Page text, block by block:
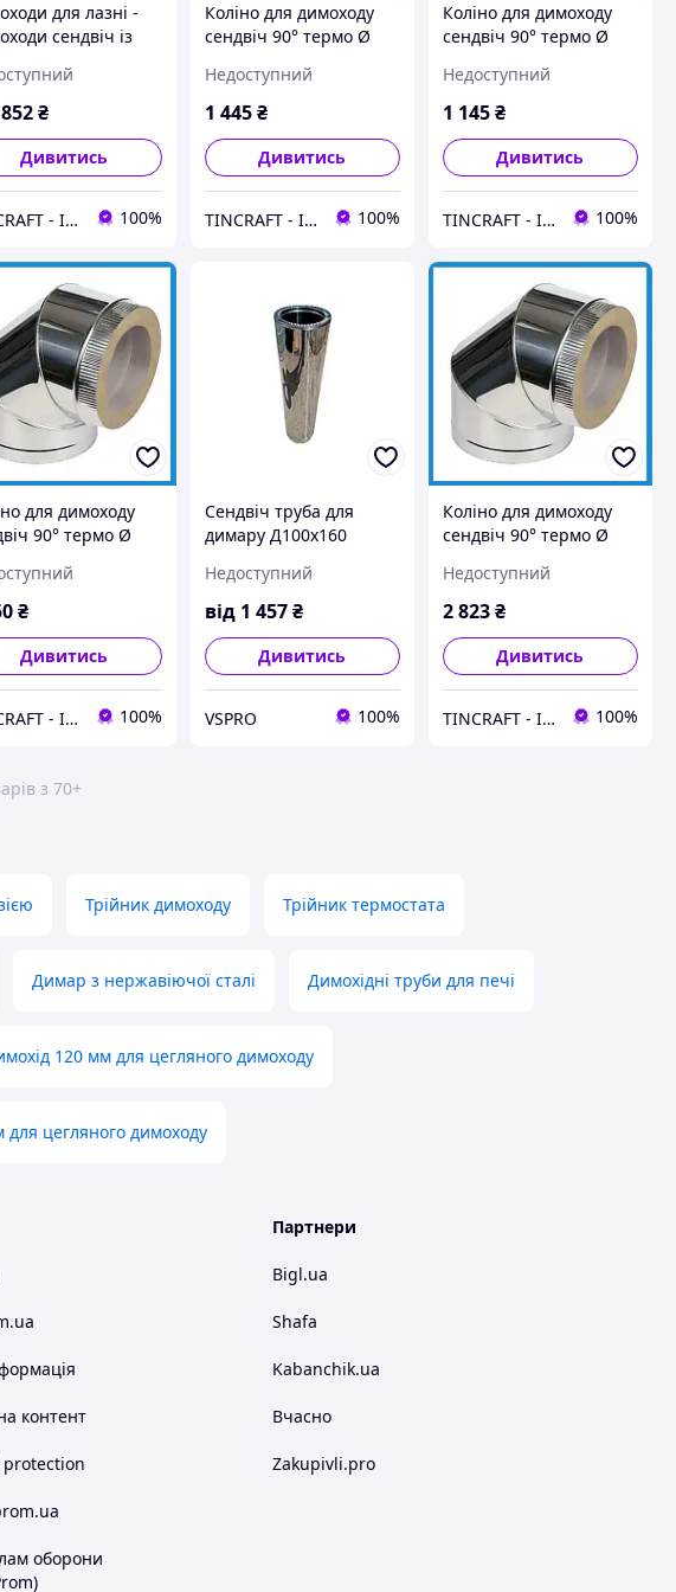
для лазні -
сендвіч із
AISI 304
852₴
Дивитись
TINCRAFT - Інтернет магазин виробів зі сталі 100%
Коліно для димоходу
сендвіч 90° термо Ø
0.5 мм (Нерж х Нерж) з
нержавіючої сталі для
Недоступний
1 445 ₴
Дивитись
TINCRAFT - Інтернет магазин виробів зі сталі 100%
Коліно для димоходу
сендвіч 90° термо Ø
0.5 мм (Нерж х Оц)
нержавіюча сталь для
Недоступний
1 145₴
Дивитись
TINCRAFT - Інтернет магазин виробів зі сталі 100%
для димоходу
90° термо Ø
(Нерж х Нерж)
сталь для
₴
Дивитись
TINCRAFT - Інтернет магазин виробів зі сталі 100%
Сендвіч труба для
димару Д100х160
Недоступний
від 1 457 ₴
Дивитись
VSPRO 100%
Коліно для димоходу
сендвіч 90° термо Ø
0.1мм (Нерж х Нерж)
нержавіюча сталь для
Недоступний
2 823₴
Дивитись
TINCRAFT - Інтернет магазин виробів зі сталі 100%
з 70+
Трійник димоходу Трійник термостата
Димар з нержавіючої сталі Димохідні труби для печі
120 мм для цегляного димоходу
цегляного димоходу
контент
оборони
Партнери
Bigl.ua
Shafa
Kabanchik.ua
Вчасно
Zakupivli.pro